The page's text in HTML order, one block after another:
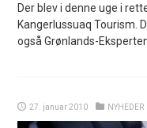
Der blev i denne uge i
Kangerlussuaq Tourism.
også Grønlands-
27. januar 2010 NYHEDER